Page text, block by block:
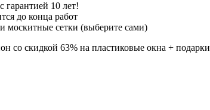
с гарантией 10 лет!
до конца работ
москитные сетки (выберите сами)
со скидкой 63% на пластиковые окна + подарки